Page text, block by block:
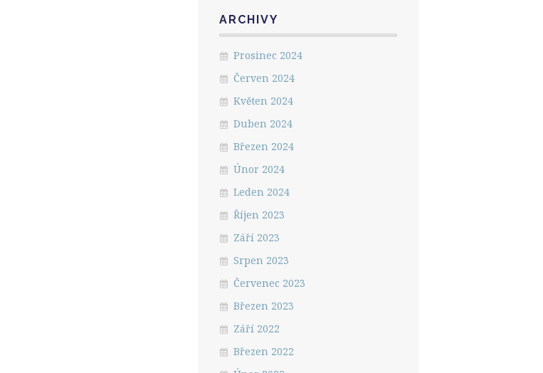
ARCHIVY
Prosinec 2024
Červen 2024
Květen 2024
Duben 2024
Březen 2024
Únor 2024
Leden 2024
Říjen 2023
Září 2023
Srpen 2023
Červenec 2023
Březen 2023
Září 2022
Březen 2022